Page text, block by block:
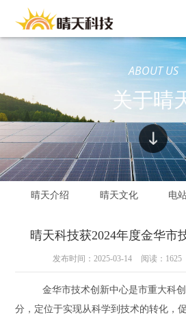
ABOUT US
关于晴
晴天介绍 晴天文化 电
晴天科技获2024年度金华市
发布时间：2025-03-14 阅读：1625
金华市技术创新中心是市重大科
分，定位于实现从科学到技术的转化，